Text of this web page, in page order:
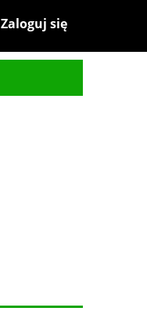
Zaloguj się